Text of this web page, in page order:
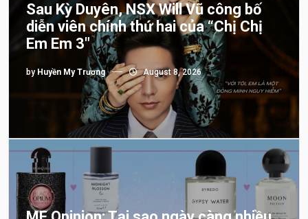
Sau Kỳ Duyên, NSX Will Vũ công bố
diễn viên chính thứ hai của “Chị Chị
Em Em 3″
by Huyền My Trương August 8, 2026